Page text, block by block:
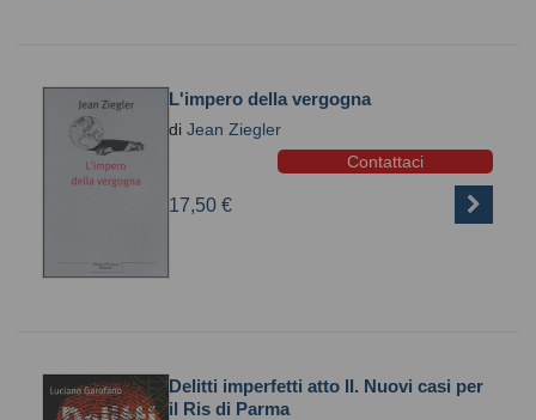
L'impero della vergogna
di Jean Ziegler
Contattaci
17,50 €
Delitti imperfetti atto II. Nuovi casi per
il Ris di Parma